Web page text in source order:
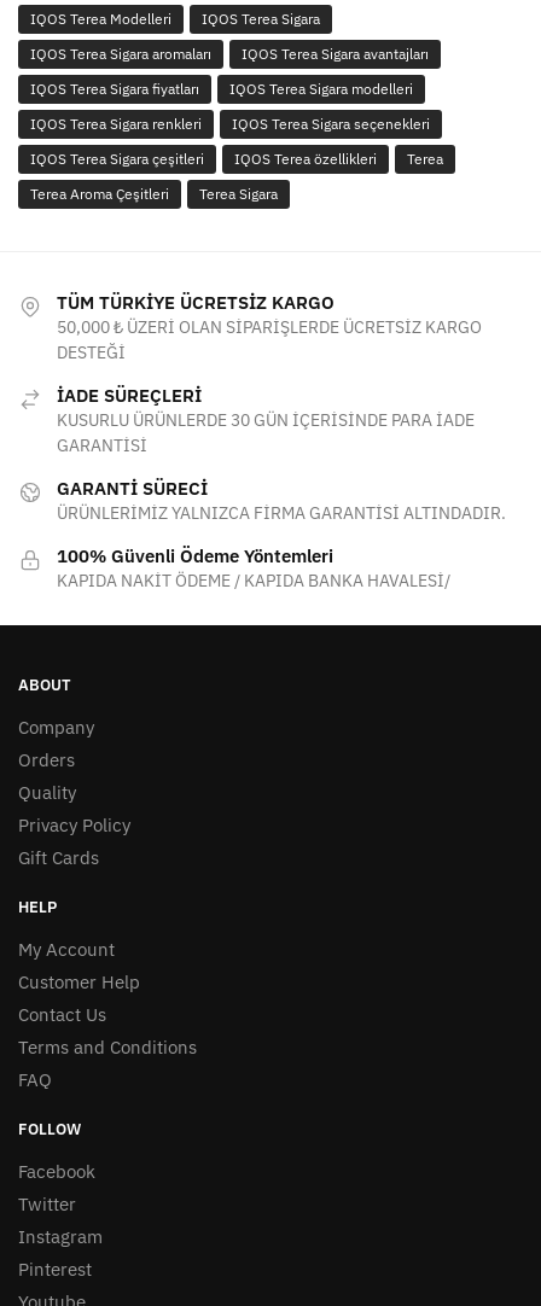
IQOS Terea Modelleri
IQOS Terea Sigara
IQOS Terea Sigara aromaları
IQOS Terea Sigara avantajları
IQOS Terea Sigara fiyatları
IQOS Terea Sigara modelleri
IQOS Terea Sigara renkleri
IQOS Terea Sigara seçenekleri
IQOS Terea Sigara çeşitleri
IQOS Terea özellikleri
Terea
Terea Aroma Çeşitleri
Terea Sigara
TÜM TÜRKİYE ÜCRETSİZ KARGO
50,000 ₺ ÜZERİ OLAN SİPARİŞLERDE ÜCRETSİZ KARGO
DESTEĞİ
İADE SÜREÇLERİ
KUSURLU ÜRÜNLERDE 30 GÜN İÇERİSİNDE PARA İADE
GARANTİSİ
GARANTİ SÜRECİ
ÜRÜNLERİMİZ YALNIZCA FİRMA GARANTİSİ ALTINDADIR.
100% Güvenli Ödeme Yöntemleri
KAPIDA NAKİT ÖDEME / KAPIDA BANKA HAVALESİ/
ABOUT
Company
Orders
Quality
Privacy Policy
Gift Cards
HELP
My Account
Customer Help
Contact Us
Terms and Conditions
FAQ
FOLLOW
Facebook
Twitter
Instagram
Pinterest